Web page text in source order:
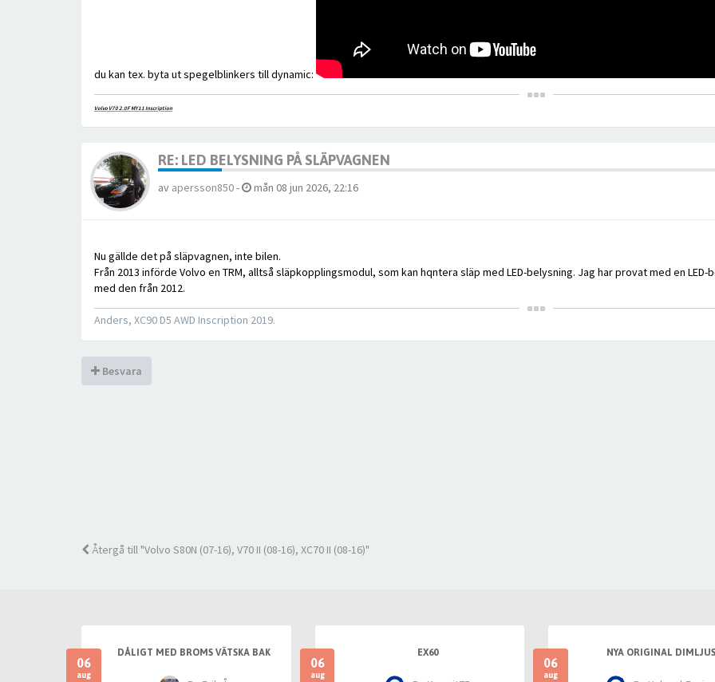
du kan tex. byta ut spegelblinkers till dynamic:
Volvo V70 2.0F MY11 Inscription
RE: LED BELYSNING PÅ SLÄPVAGNEN
av apersson850- mån 08 jun 2026, 22:16
Nu gällde det på släpvagnen, inte bilen.
Från 2013 införde Volvo en TRM, alltså släpkopplingsmodul, som kan hqntera släp med LED-belysning. Jag har provat med en
med den från 2012.
Anders, XC90 D5 AWD Inscription 2019.
Besvara
Återgå till "Volvo S80N (07-16), V70 II (08-16), XC70 II (08-16)"
06
aug
DÅLIGT MED BROMS VÄTSKA BAK
06
aug
EX60
06
aug
NYA ORIGINAL DIMLJUS